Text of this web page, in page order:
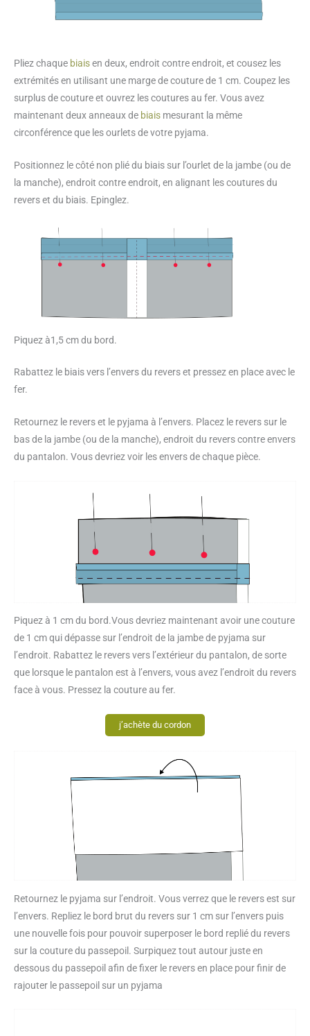
Pliez chaque biaisen deux, endroit contre endroit, et cousez les
extrémités en utilisant une marge de couture de 1 cm. Coupez les
surplus de couture et ouvrez les coutures au fer. Vous avez
maintenant deux anneaux de biais mesurant la même
circonférence que les ourlets de votre pyjama.
Positionnez le côté non plié du biais sur l’ourlet de la jambe (ou de
la manche), endroit contre endroit, en alignant les coutures du
revers et du biais. Epinglez.
Piquez à1,5 cm du bord.
Rabattez le biais vers l’envers du revers et pressez en place avec le
fer.
Retournez le revers et le pyjama à l’envers. Placez le revers sur le
bas de la jambe (ou de la manche), endroit du revers contre envers
du pantalon. Vous devriez voir les envers de chaque pièce.
Piquez à 1 cm du bord.Vous devriez maintenant avoir une couture
de 1 cm qui dépasse sur l’endroit de la jambe de pyjama sur
l’endroit. Rabattez le revers vers l’extérieur du pantalon, de sorte
que lorsque le pantalon est à l’envers, vous avez l’endroit du revers
face à vous. Pressez la couture au fer.
j’achète du cordon
Retournez le pyjama sur l’endroit. Vous verrez que le revers est sur
l’envers. Repliez le bord brut du revers sur 1 cm sur l’envers puis
une nouvelle fois pour pouvoir superposer le bord replié du revers
sur la couture du passepoil. Surpiquez tout autour juste en
dessous du passepoil afin de fixer le revers en place pour finir de
rajouter le passepoil sur un pyjama